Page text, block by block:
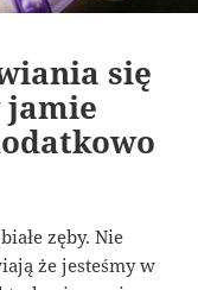
się
jamie
zęby. Nie
że jesteśmy w